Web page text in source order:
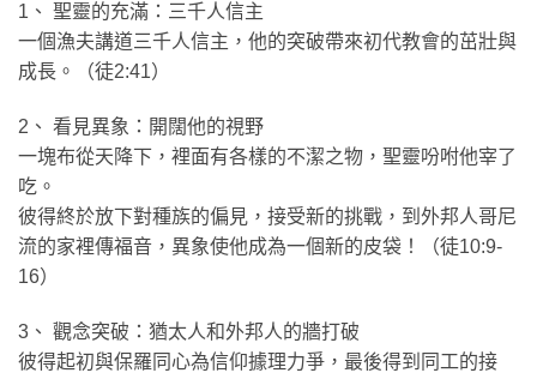
1、 聖靈的充滿：三千人信主
一個漁夫講道三千人信主，他的突破帶來初代教會的茁壯與
成長。（徒2:41）
2、 看見異象：開闊他的視野
一塊布從天降下，裡面有各樣的不潔之物，聖靈吩咐他宰了
吃。
彼得終於放下對種族的偏見，接受新的挑戰，到外邦人哥尼
流的家裡傳福音，異象使他成為一個新的皮袋！（徒10:9-
16）
3、 觀念突破：猶太人和外邦人的牆打破
彼得起初與保羅同心為信仰據理力爭，最後得到同工的接